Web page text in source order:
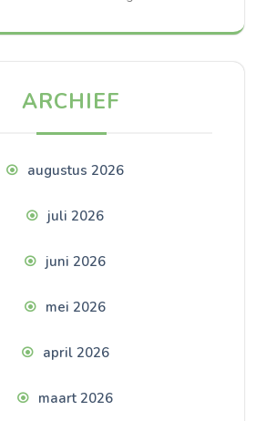
ARCHIEF
augustus 2026
juli 2026
juni 2026
mei 2026
april 2026
maart 2026